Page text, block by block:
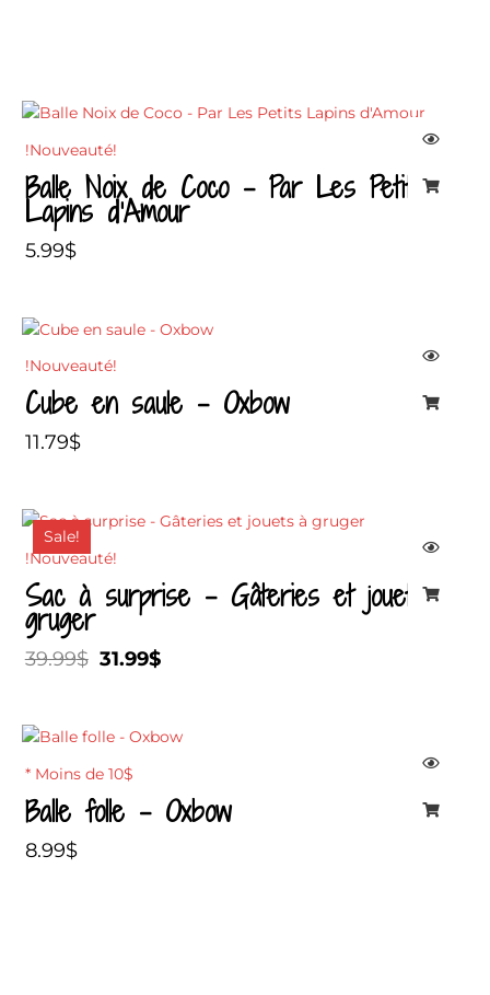
!Nouveauté!
Balle Noix de Coco – Par Les Petits
Lapins d’Amour
5.99$
!Nouveauté!
Cube en saule – Oxbow
11.79$
Sale!
!Nouveauté!
Sac à surprise – Gâteries et jouets à
gruger
39.99$
Le
initial
était :
39.99$.
31.99$
Le
est :
* Moins de 10$
Balle folle – Oxbow
8.99$